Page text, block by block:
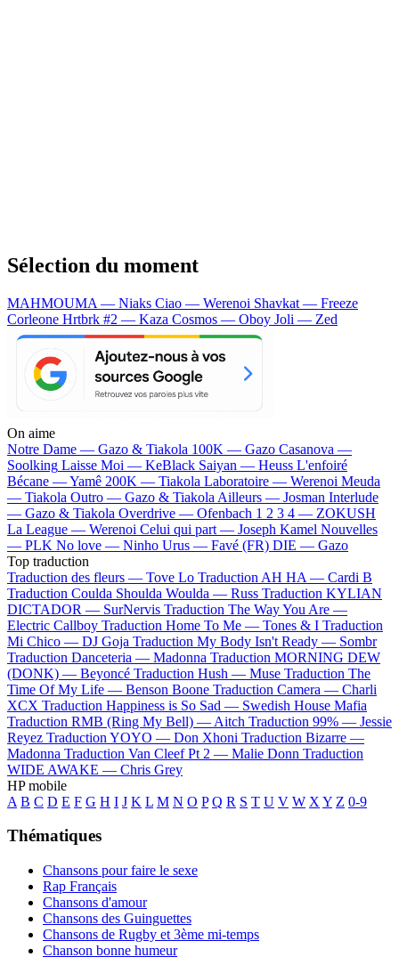
Sélection du moment
MAHMOUMA — Niaks Ciao — Werenoi Shavkat — Freeze
Corleone Hrtbrk #2 — Kaza Cosmos — Oboy Joli — Zed
On aime
Notre Dame — Gazo & Tiakola 100K — Gazo Casanova —
Soolking Laisse Moi — KeBlack Saiyan — Heuss L'enfoiré
Bécane —Yamê 200K — Tiakola Laboratoire — Werenoi Meuda
— Tiakola Outro — Gazo & Tiakola Ailleurs — Josman Interlude
— Gazo & Tiakola Overdrive — Ofenbach 1 2 3 4 — ZOKUSH
La League — Werenoi Celui qui part — Joseph Kamel Nouvelles
— PLK No love — Ninho Urus — Favé (FR) DIE — Gazo
Top traduction
Traduction des fleurs — Tove Lo Traduction AH HA — Cardi B
Traduction Coulda Shoulda Woulda — Russ Traduction KYLIAN
DICTADOR — SurNervis Traduction The Way You Are —
Electric Callboy Traduction Home To Me — Tones & I Traduction
Mi Chico — DJ Goja Traduction My Body Isn't Ready — Sombr
Traduction Danceteria — Madonna Traduction MORNING DEW
(DONK) — Beyoncé Traduction Hush — Muse Traduction The
Time Of My Life — Benson Boone Traduction Camera — Charli
XCX Traduction Happiness is So Sad — Swedish House Mafia
Traduction RMB (Ring My Bell) — Aitch Traduction 99% — Jessie
Reyez Traduction YOYO — Don Xhoni Traduction Bizarre —
Madonna Traduction Van Cleef Pt 2 — Malie Donn Traduction
WIDE AWAKE — Chris Grey
HP mobile
A B C D E F G H I J K L M N O P Q R S T U V W X Y Z 0-9
Thématiques
Chansons pour faire le sexe
Rap Français
Chansons d'amour
Chansons des Guinguettes
Chansons de Rugby et 3ème mi-temps
Chanson bonne humeur